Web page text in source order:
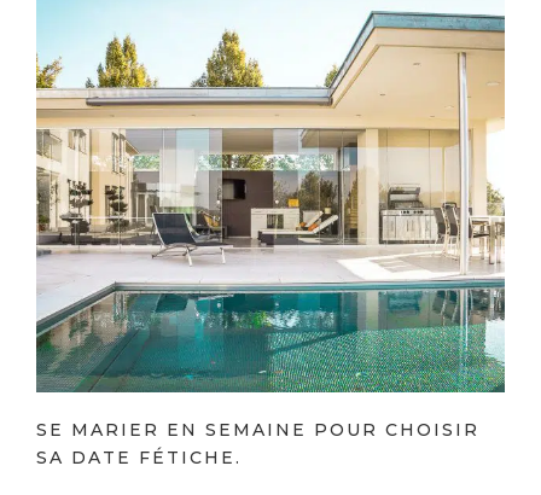
SE MARIER EN SEMAINE POUR CHOISIR
SA DATE FÉTICHE.